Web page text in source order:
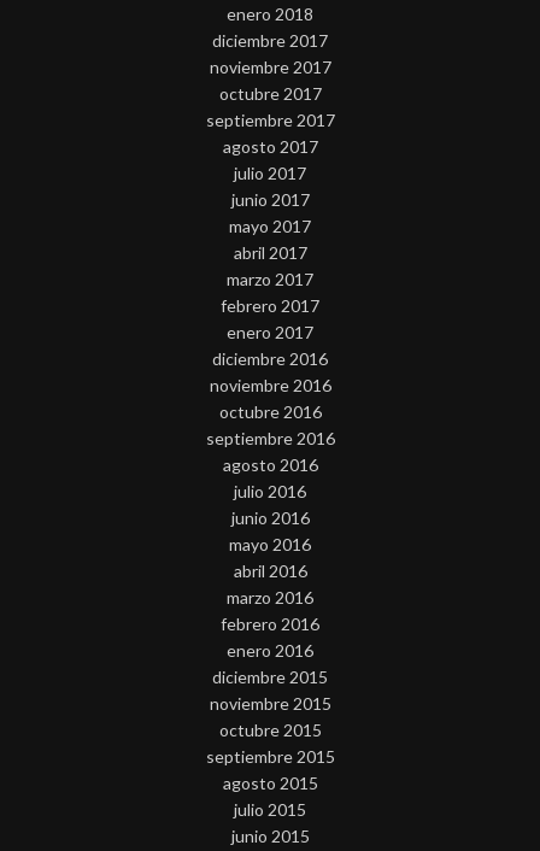
enero 2018
diciembre 2017
noviembre 2017
octubre 2017
septiembre 2017
agosto 2017
julio 2017
junio 2017
mayo 2017
abril 2017
marzo 2017
febrero 2017
enero 2017
diciembre 2016
noviembre 2016
octubre 2016
septiembre 2016
agosto 2016
julio 2016
junio 2016
mayo 2016
abril 2016
marzo 2016
febrero 2016
enero 2016
diciembre 2015
noviembre 2015
octubre 2015
septiembre 2015
agosto 2015
julio 2015
junio 2015